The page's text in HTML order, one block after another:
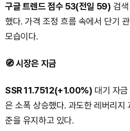
구글 트렌드 점수 53(전일 59) 검
했다. 가격 조정 흐름 속에서 단기
모습이다.
🧭 시장은 지금
SSR 11.7512(+1.00%) 대기 자
은 소폭 상승했다. 과도한 레버리지
준을 유지하고 있다.